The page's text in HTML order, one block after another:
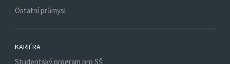
Ostatní průmysl
KARIÉRA
Studentský program pro SŠ